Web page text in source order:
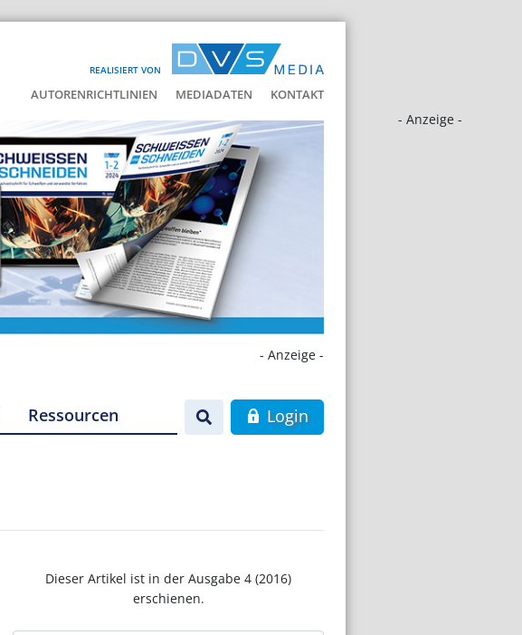
REALISIERT VON
AUTORENRICHTLINIEN MEDIADATEN KONTAKT
- Anzeige -
- Anzeige -
Ressourcen Login
Dieser Artikel ist in der Ausgabe 4 (2016)
erschienen.